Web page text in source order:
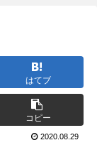
はてブ
コピー
2020.08.29